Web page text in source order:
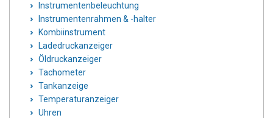
Instrumentenbeleuchtung
Instrumentenrahmen & -halter
Kombiinstrument
Ladedruckanzeiger
Öldruckanzeiger
Tachometer
Tankanzeige
Temperaturanzeiger
Uhren